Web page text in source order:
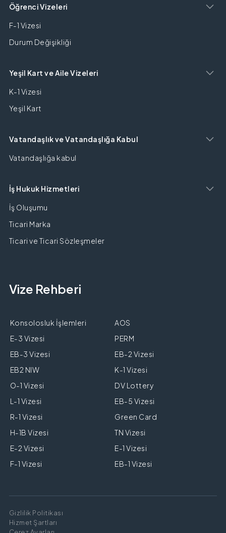
Öğrenci Vizeleri
F-1 Vizesi
Durum Değişikliği
Yeşil Kart ve Aile Vizeleri
K-1 Vizesi
Yeşil Kart
Vatandaşlık ve Vatandaşlığa Kabul
Vatandaşlığa kabul
İş Hukuk Hizmetleri
İş Oluşumu
Ticari Marka
Ticari ve Ticari Sözleşmeler
Vize Rehberi
Konsolosluk İşlemleri
AOS
E-3 Vizesi
PERM
EB-3 Vizesi
EB-2 Vizesi
EB2 NIW
K-1 Vizesi
O-1 Vizesi
DV Lottery
L-1 Vizesi
EB-5 Vizesi
R-1 Vizesi
Green Card
H-1B Vizesi
TN Vizesi
E-2 Vizesi
E-1 Vizesi
F-1 Vizesi
EB-1 Vizesi
Gizlilik Politikası
Hizmet Şartları